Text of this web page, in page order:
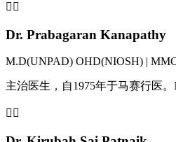
👨‍⚕️
Dr. Prabagaran Kanapathy
M.D(UNPAD) OHD(NIOSH) |
主治医生，自1975年于马赛行医
👩‍⚕️